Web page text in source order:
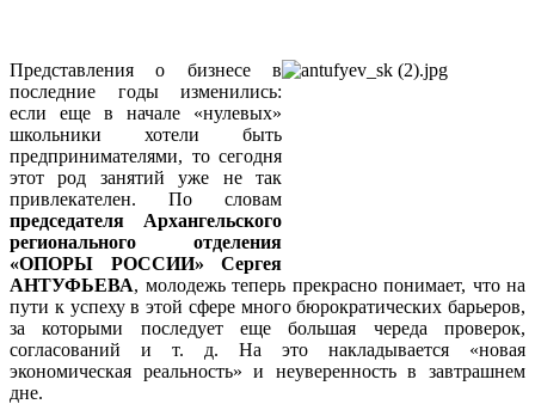
Представления о бизнесе в
последние годы изменились:
если еще в начале «нулевых»
школьники хотели быть
предпринимателями, то сегодня
этот род занятий уже не так
привлекателен. По словам
председателя Архангельского
регионального отделения
«ОПОРЫ РОССИИ» Сергея
АНТУФЬЕВА, молодежь теперь прекрасно понимает, что на
пути к успеху в этой сфере много бюрократических барьеров,
за которыми последует еще большая череда проверок,
согласований и т. д. На это накладывается «новая
экономическая реальность» и неуверенность в завтрашнем
дне.